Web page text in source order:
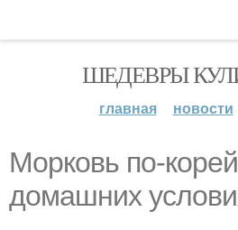
ШЕДЕВРЫ
главная новости
Морковь по-
домашних